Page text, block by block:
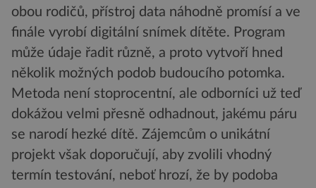
obou rodičů, přístroj data náhodně promísí a ve
finále vyrobí digitální snímek dítěte. Program
může údaje řadit různě, a proto vytvoří hned
několik možných podob budoucího potomka.
Metoda není stoprocentní, ale odborníci už teď
dokážou velmi přesně odhadnout, jakému páru
se narodí hezké dítě. Zájemcům o unikátní
projekt však doporučují, aby zvolili vhodný
termín testování, neboť hrozí, že by podoba